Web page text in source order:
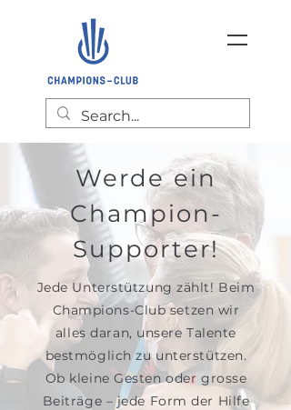
Werde ein
Champion-
Supporter!
Jede Unterstützung zählt! Beim
Champions-Club setzen wir
alles daran, unsere Talente
bestmöglich zu unterstützen.
Ob kleine Gesten oder grosse
Beiträge – jede Form der Hilfe